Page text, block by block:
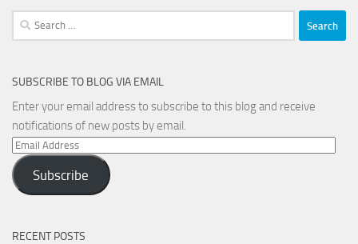
Search
for:
SUBSCRIBE TO BLOG VIA EMAIL
Enter your email address to subscribe to this blog and receive
notifications of new posts by email.
Email
Address
Subscribe
RECENT POSTS